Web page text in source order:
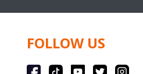
FOLLOW US